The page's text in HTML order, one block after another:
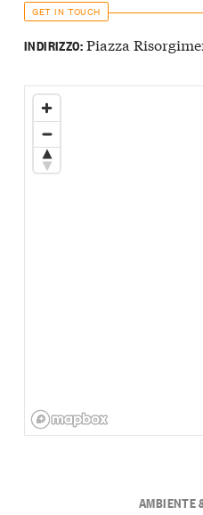
GET IN TOUCH
INDIRIZZO:Piazza
AMBIENTE